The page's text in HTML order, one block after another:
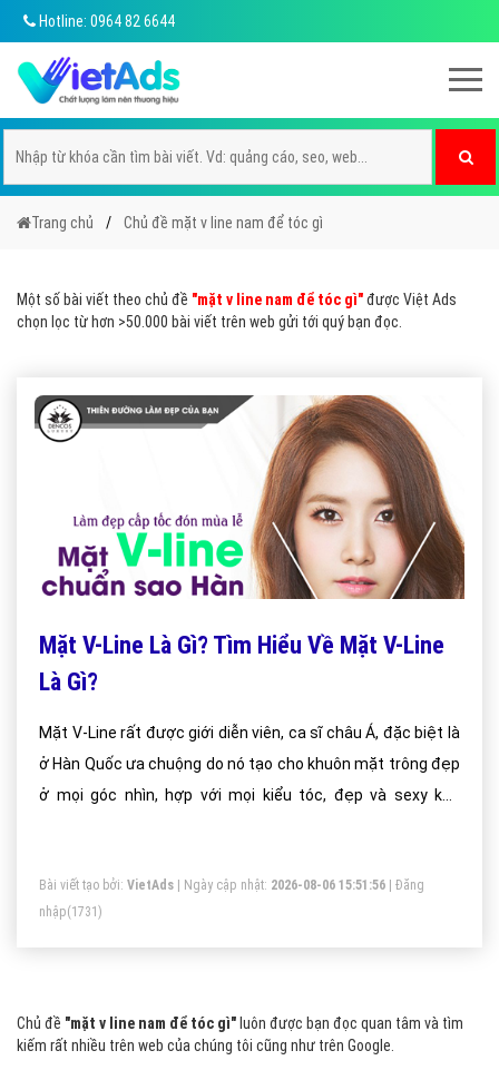
Hotline: 0964 82 6644
Trang chủ Chủ đề mặt v line nam để tóc gì
Một số bài viết theo chủ đề "mặt v line nam để tóc gì"được Việt Ads
chọn lọc từ hơn >50.000 bài viết trên web gửi tới quý bạn đọc.
Mặt V-Line Là Gì? Tìm Hiểu Về Mặt V-Line
Là Gì?
Mặt V-Line rất được giới diễn viên, ca sĩ châu Á, đặc biệt là
ở Hàn Quốc ưa chuộng do nó tạo cho khuôn mặt trông đẹp
ở mọi góc nhìn, hợp với mọi kiểu tóc, đẹp và sexy khó
Bài viết tạo bởi: VietAds | Ngày cập nhật: 2026-08-06 15:51:56
Đăng
nhập(1731)
Chủ đề "mặt v line nam để tóc gì" luôn được bạn đọc quan tâm và tìm
kiếm rất nhiều trên web của chúng tôi cũng như trên Google.